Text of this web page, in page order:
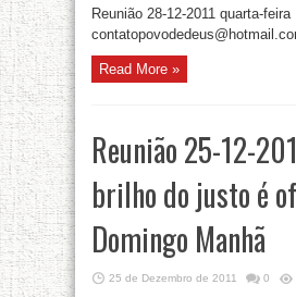
Reunião 28-12-2011 quarta-feira
Read More »
Reunião 25-12-
brilho do justo é
Domingo Manhã
25 de Dezembro de 2011 0